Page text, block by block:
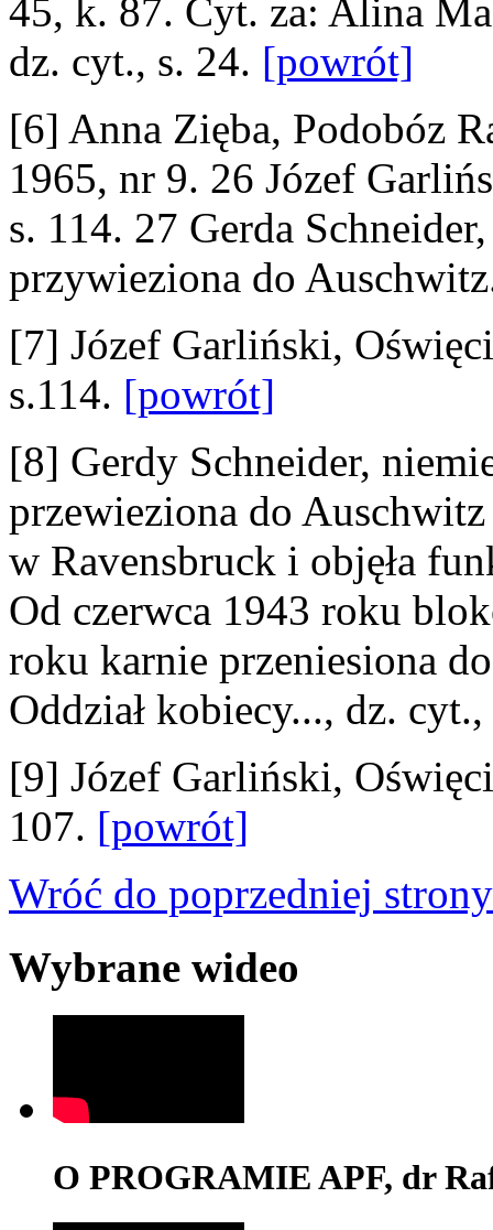
45, k. 87. Cyt. za: Alina
dz. cyt., s. 24. [powrót]
[6] Anna Zięba, Podobóz
1965, nr 9. 26 Józef
s. 114. 27 Gerda
przywieziona do
[7] Józef Garliński,
s.114. [powrót]
[8] Gerdy Schneider,
przewieziona do
w Ravensbruck i objęła
Od czerwca 1943 roku
roku karnie przeniesiona
Oddział kobiecy..., dz.
[9] Józef Garliński,
107. [powrót]
Wróć do poprzedniej strony
Wybrane wideo
O PROGRAMIE APF, dr